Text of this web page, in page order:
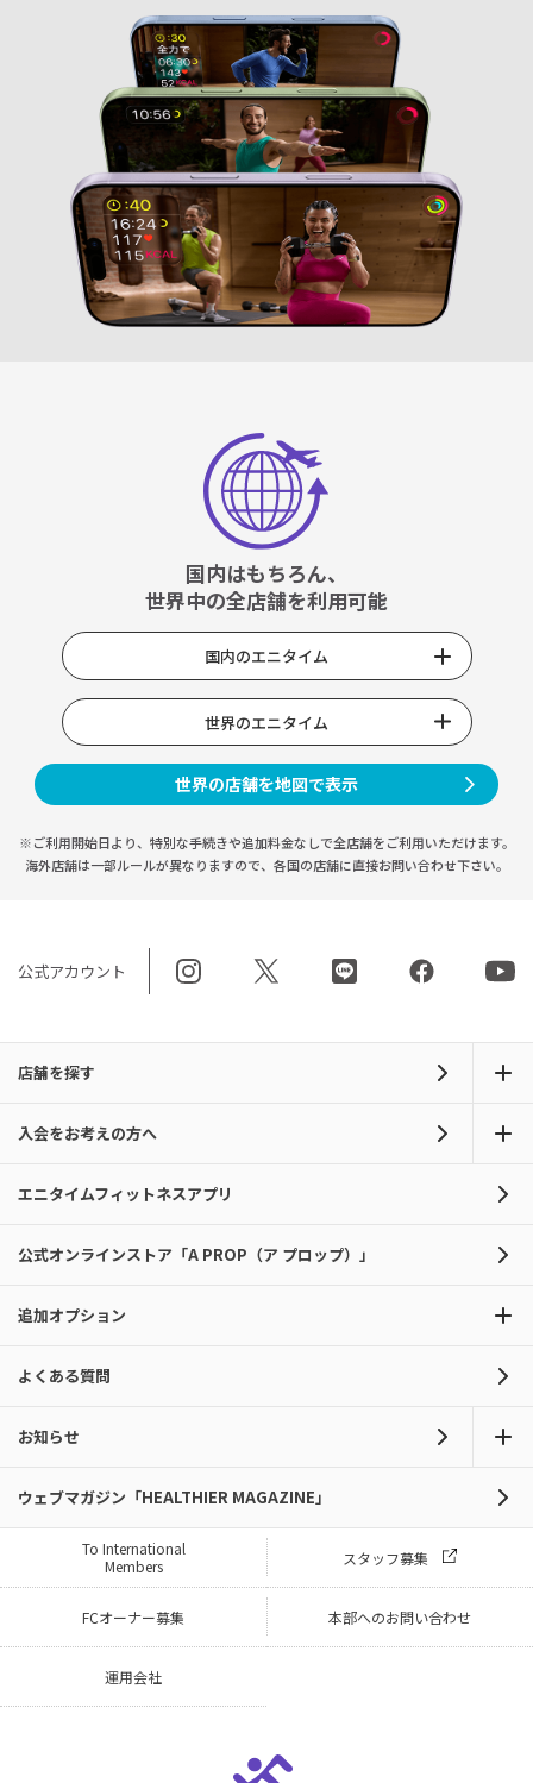
国内はもちろん、
世界中の全店舗を利用可能
国内のエニタイム
世界のエニタイム
世界の店舗を地図で表示
※ご利用開始日より、特別な手続きや追加料金なしで全店舗をご利用いただけます。
海外店舗は一部ルールが異なりますので、 各国の店舗に直接お問い合わせ下さい。
公式アカウント
店舗を探す
入会をお考えの方へ
エニタイムフィットネスアプリ
公式オンラインストア「A PROP（ア プロップ）」
追加オプション
よくある質問
お知らせ
ウェブマガジン「HEALTHIER MAGAZINE」
To International
Members
スタッフ募集
FCオーナー募集 本部へのお問い合わせ
運用会社